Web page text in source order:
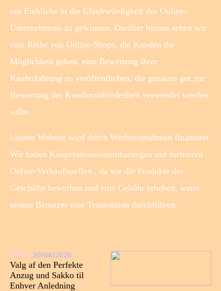
um Einblicke in die Glaubwürdigkeit des Online-
Unternehmens zu gewinnen. Darüber hinaus sehen wir
eine Reihe von Online-Shops, die Kunden die
Möglichkeit geben, eine Bewertung ihrer
Kauferfahrung zu veröffentlichen, die genauso gut zur
Bewertung der Kundenzufriedenheit verwendet werden
sollte.
Unsere Website wird durch Werbeeinnahmen finanziert.
Wir haben Kooperationsvereinbarungen mit mehreren
Online-Verkaufsstellen , da wir die Produkte der
Geschäfte bewerben und eine Gebühr erheben, wenn
unsere Benutzer eine Transaktion durchführen.
TIPPS 30/04/2026
Valg af den Perfekte
Anzug und Sakko til
Enhver Anledning